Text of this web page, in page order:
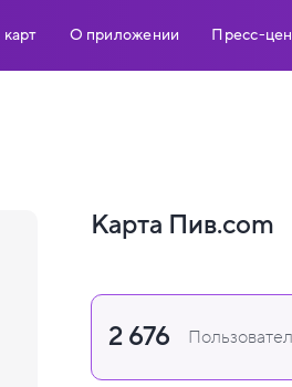
О приложении Пресс-
Карта Пив.com
2 676